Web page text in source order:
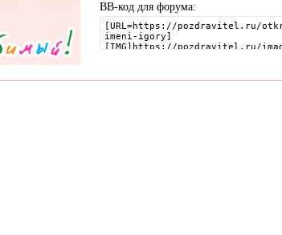
BB-код для форума: